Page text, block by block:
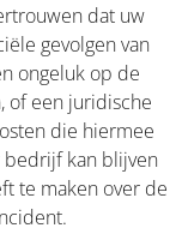
dat uw
gevolgen van
ongeluk op de
of een juridische
die hiermee
bedrijf kan blijven
te maken over de